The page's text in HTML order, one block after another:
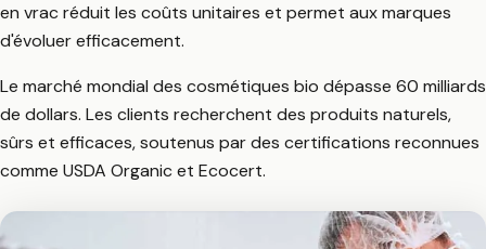
en vrac réduit les coûts unitaires et permet aux marques
d'évoluer efficacement.
Le marché mondial des cosmétiques bio dépasse 60 milliards
de dollars. Les clients recherchent des produits naturels,
sûrs et efficaces, soutenus par des certifications reconnues
comme USDA Organic et Ecocert.